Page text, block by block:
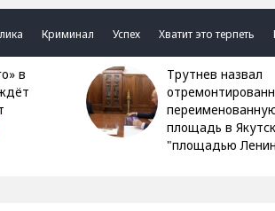
Криминал Успех Хватит это терпеть
Трутнев назвал
площадь в
"площадью